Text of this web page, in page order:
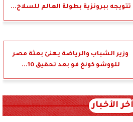
تتويجه ببرونزية بطولة العالم للسلاح...
وزير الشباب والرياضة يهنئ بعثة مصر
للووشو كونغ فو بعد تحقيق 10...
آخر الأخبار